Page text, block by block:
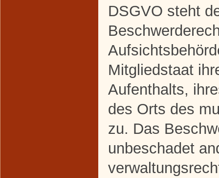
DSGVO steht
Mitgliedstaat
Aufenthalts,
des Orts des
zu. Das
unbeschadet